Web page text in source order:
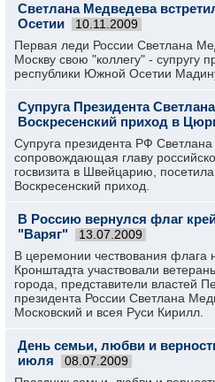
Светлана Медведева
Осетии
10.11.2009
Первая леди России Светлана
Москву свою "коллегу" - супругу
республики Южной Осетии
Супруга Президента
Воскресенский приход в
Супруга президента РФ Светлана
сопровождающая главу
госвизита в Швейцарию,
Воскресенский приход.
В Россию вернулся флаг
"Варяг"
13.07.2009
В церемонии чествования флага
Кронштадта участвовали
города, представители властей
президента России Светлана
Московский и всея Руси Кирилл.
День семьи, любви и
июля
08.07.2009